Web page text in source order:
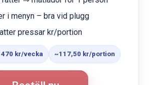
i menyn – bra vid plugg
pressar kr/portion
kr/vecka ~117,50 kr/portion